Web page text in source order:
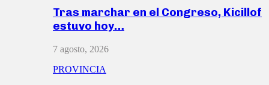
Tras marchar en el Congreso, Kicillof
estuvo hoy…
7 agosto, 2026
PROVINCIA